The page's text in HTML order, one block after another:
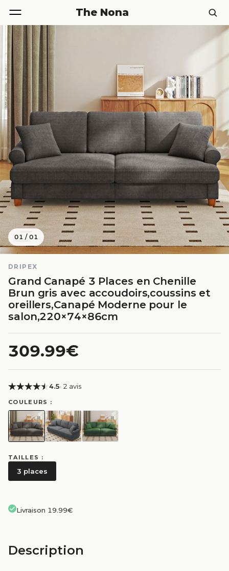
The Nona
01 /01
DRIPEX
Grand Canapé 3 Places en Chenille
Brun gris avec accoudoirs,coussins et
oreillers,Canapé Moderne pour le
salon,220×74×86cm
309.99€
4.5· 2 avis
COULEURS :
TAILLES :
3 places
Livraison 19.99€
Description